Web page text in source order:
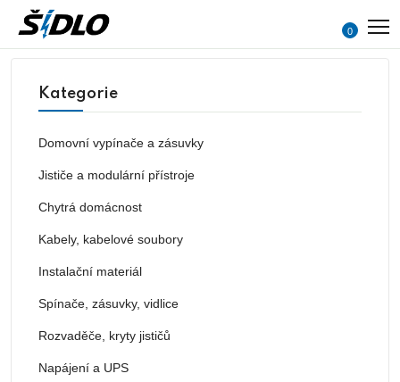
0
Kategorie
Domovní vypínače a zásuvky
Jističe a modulární přístroje
Chytrá domácnost
Kabely, kabelové soubory
Instalační materiál
Spínače, zásuvky, vidlice
Rozvaděče, kryty jističů
Napájení a UPS